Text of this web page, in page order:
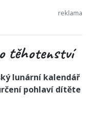
těhotenství
lunární kalendář
pohlaví dítěte